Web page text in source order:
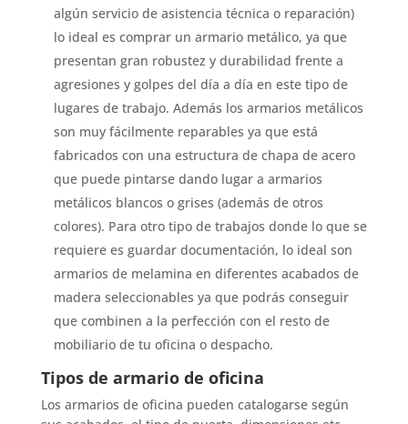
algún servicio de asistencia técnica o reparación)
lo ideal es comprar un armario metálico, ya que
presentan gran robustez y durabilidad frente a
agresiones y golpes del día a día en este tipo de
lugares de trabajo. Además los armarios metálicos
son muy fácilmente reparables ya que está
fabricados con una estructura de chapa de acero
que puede pintarse dando lugar a armarios
metálicos blancos o grises (además de otros
colores). Para otro tipo de trabajos donde lo que se
requiere es guardar documentación, lo ideal son
armarios de melamina en diferentes acabados de
madera seleccionables ya que podrás conseguir
que combinen a la perfección con el resto de
mobiliario de tu oficina o despacho.
Tipos de armario de oficina
Los armarios de oficina pueden catalogarse según